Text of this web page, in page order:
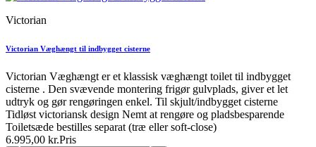
Victorian
Victorian Væghængt til indbygget cisterne
Victorian Væghængt er et klassisk væghængt toilet til indbygget
cisterne . Den svævende montering frigør gulvplads, giver et let
udtryk og gør rengøringen enkel. Til skjult/indbygget cisterne
Tidløst victoriansk design Nemt at rengøre og pladsbesparende
Toiletsæde bestilles separat (træ eller soft-close)
6.995,00 kr.Pris